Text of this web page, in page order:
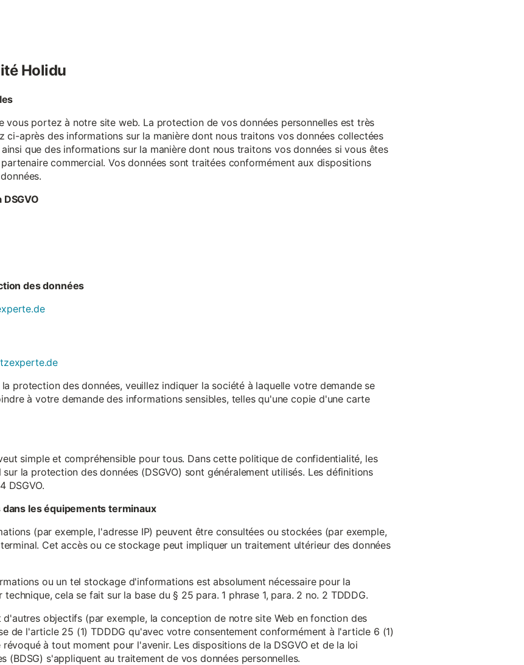
Holidu
vous portez à notre site web. La protection de vos données personnelles est très
ci-après des informations sur la manière dont nous traitons vos données collectées
que des informations sur la manière dont nous traitons vos données si vous êtes
commercial. Vos données sont traitées conformément aux dispositions
des données
protection des données, veuillez indiquer la société à laquelle votre demande se
à votre demande des informations sensibles, telles qu'une copie d'une carte
simple et compréhensible pour tous. Dans cette politique de confidentialité, les
la protection des données (DSGVO) sont généralement utilisés. Les définitions
DSGVO.
les équipements terminaux
(par exemple, l'adresse IP) peuvent être consultées ou stockées (par exemple,
Cet accès ou ce stockage peut impliquer un traitement ultérieur des données
ou un tel stockage d'informations est absolument nécessaire pour la
cela se fait sur la base du § 25 para. 1 phrase 1, para. 2 no. 2 TDDDG.
d'autres objectifs (par exemple, la conception de notre site Web en fonction des
de l'article 25 (1) TDDDG qu'avec votre consentement conformément à l'article 6 (1)
à tout moment pour l'avenir. Les dispositions de la DSGVO et de la loi
(BDSG) s'appliquent au traitement de vos données personnelles.